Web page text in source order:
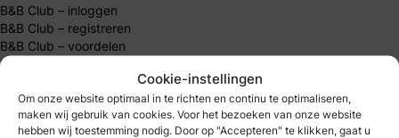
Cookie-instellingen
Om onze website optimaal in te richten en continu te optimaliseren,
maken wij gebruik van cookies. Voor het bezoeken van onze website
hebben wij toestemming nodig. Door op "Accepteren" te klikken, gaat u
B&B Club – inloggen
B&B Club – registreren
B&B Club – voordelen
B&B Club – voorwaarden
Over Bruid & Bruidegom